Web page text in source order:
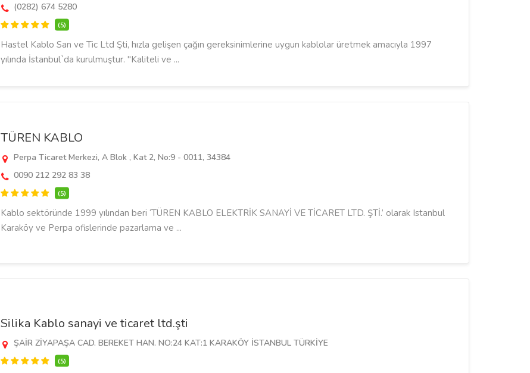
(0282) 674 5280
(5)
Hastel Kablo San ve Tic Ltd Şti, hızla gelişen çağın gereksinimlerine uygun kablolar üretmek amacıyla 1997
yılında İstanbul`da kurulmuştur. "Kaliteli ve ...
TÜREN KABLO
Perpa Ticaret Merkezi, A Blok , Kat 2, No:9 - 0011, 34384
0090 212 292 83 38
(5)
Kablo sektöründe 1999 yılından beri ‘TÜREN KABLO ELEKTRİK SANAYİ VE TİCARET LTD. ŞTİ.’ olarak Istanbul
Karaköy ve Perpa ofislerinde pazarlama ve ...
Silika Kablo sanayi ve ticaret ltd.şti
ŞAİR ZİYAPAŞA CAD. BEREKET HAN. NO:24 KAT:1 KARAKÖY İSTANBUL TÜRKİYE
(5)